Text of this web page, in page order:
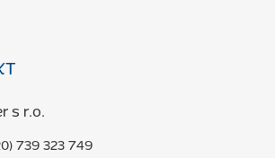
s r.o.
739 323 749